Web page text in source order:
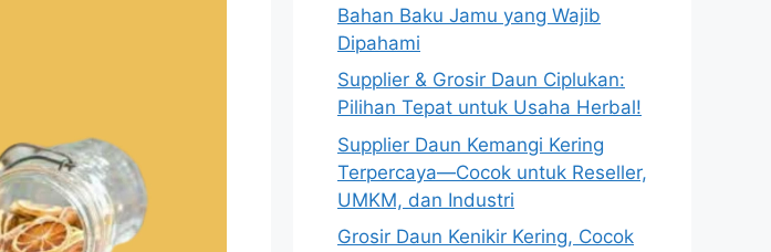
Bahan Baku Jamu yang Wajib
Dipahami
Supplier & Grosir Daun Ciplukan:
Pilihan Tepat untuk Usaha Herbal!
Supplier Daun Kemangi Kering
Terpercaya—Cocok untuk Reseller,
UMKM, dan Industri
Grosir Daun Kenikir Kering, Cocok